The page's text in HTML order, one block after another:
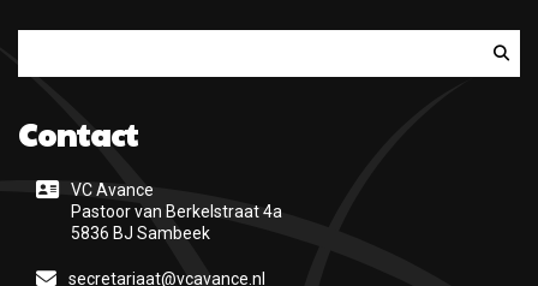
Contact
VC Avance
Pastoor van Berkelstraat 4a
5836 BJ Sambeek
secretariaat@vcavance.nl